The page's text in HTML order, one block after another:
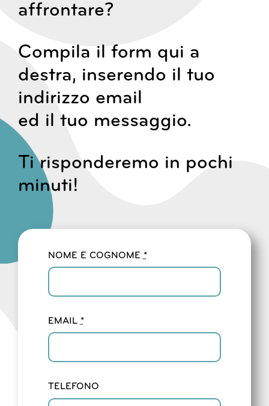
affrontare?
Compila il form qui a
destra, inserendo il tuo
indirizzo email
ed il tuo messaggio.
Ti risponderemo in pochi
minuti!
NOME E COGNOME *
EMAIL *
TELEFONO